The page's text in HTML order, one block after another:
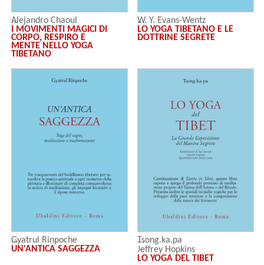
Alejandro Chaoul
I MOVIMENTI MAGICI DI
CORPO, RESPIRO E
MENTE NELLO YOGA
TIBETANO
W. Y. Evans-Wentz
LO YOGA TIBETANO E LE
DOTTRINE SEGRETE
Gyatrul Rinpoche
UN'ANTICA SAGGEZZA
Tsong.ka.pa
Jeffrey Hopkins
Dalai Lama
LO YOGA DEL TIBET